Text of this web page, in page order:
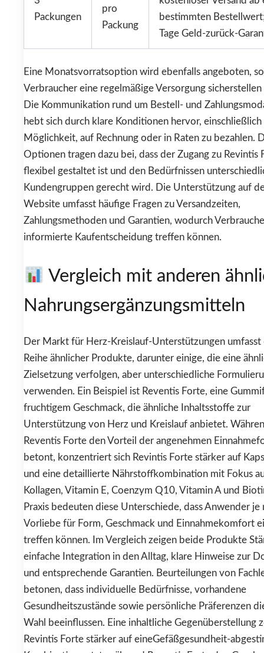
Packungen
pro
Packung
bestimmten
Tage Geld-zurück-
Eine Monatsvorratsoption wird ebenfalls angeboten,
Verbraucher eine regelmäßige Versorgung
Die Kommunikation rund um Bestell- und
hebt sich durch klare Konditionen hervor, einschließlich
Möglichkeit, auf Rechnung oder in Raten zu bezahlen.
Optionen tragen dazu bei, dass der Zugang zu Revintis
flexibel gestaltet ist und den Bedürfnissen
Kundengruppen gerecht wird. Die Unterstützung auf
Website umfasst häufige Fragen zu Versandzeiten,
Zahlungsmethoden und Garantien, wodurch
informierte Kaufentscheidung treffen können.
Vergleich mit anderen
Nahrungsergänzungsmitteln
Der Markt für Herz-Kreislauf-Unterstützungen umfasst
Reihe ähnlicher Produkte, darunter einige, die eine
Zielsetzung verfolgen, aber unterschiedliche
verwenden. Ein Beispiel ist Reventis Forte, eine
fruchtigem Geschmack, die ähnliche Inhaltsstoffe zur
Unterstützung von Herz und Kreislauf anbietet.
Reventis Forte den Vorteil der angenehmen
betont, konzentriert sich Revintis Forte stärker auf
und eine detaillierte Nährstoffkombination mit Fokus
Kollagen, Vitamin E, Coenzym Q10, Vitamin A und
Praxis bedeuten diese Unterschiede, dass Anwender je
Vorliebe für Form, Geschmack und Einnahmekomfort
treffen können. Im Vergleich zeigen beide Produkte
einfache Integration in den Alltag, klare Hinweise zur
und entsprechende Garantien. Beurteilungen von
betonen, dass individuelle Bedürfnisse, vorhandene
Gesundheitszustände sowie persönliche Präferenzen
Wahl beeinflussen. Eine inhaltliche Gegenüberstellung
Revintis Forte stärker auf eineGefäßgesundheit-